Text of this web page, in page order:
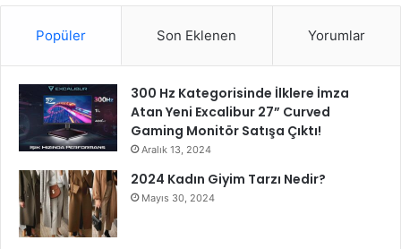
Popüler Son Eklenen Yorumlar
300 Hz Kategorisinde İlklere İmza
Atan Yeni Excalibur 27” Curved
Gaming Monitör Satışa Çıktı!
Aralık 13, 2024
2024 Kadın Giyim Tarzı Nedir?
Mayıs 30, 2024